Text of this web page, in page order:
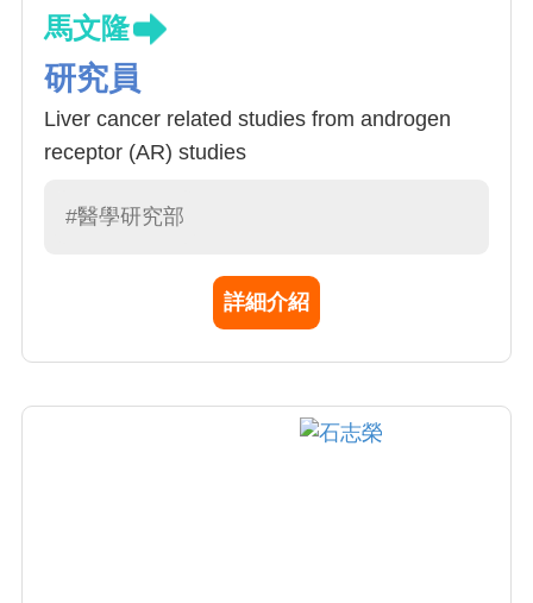
馬文隆
研究員
Liver cancer related studies from androgen
receptor (AR) studies
#醫學研究部
詳細介紹